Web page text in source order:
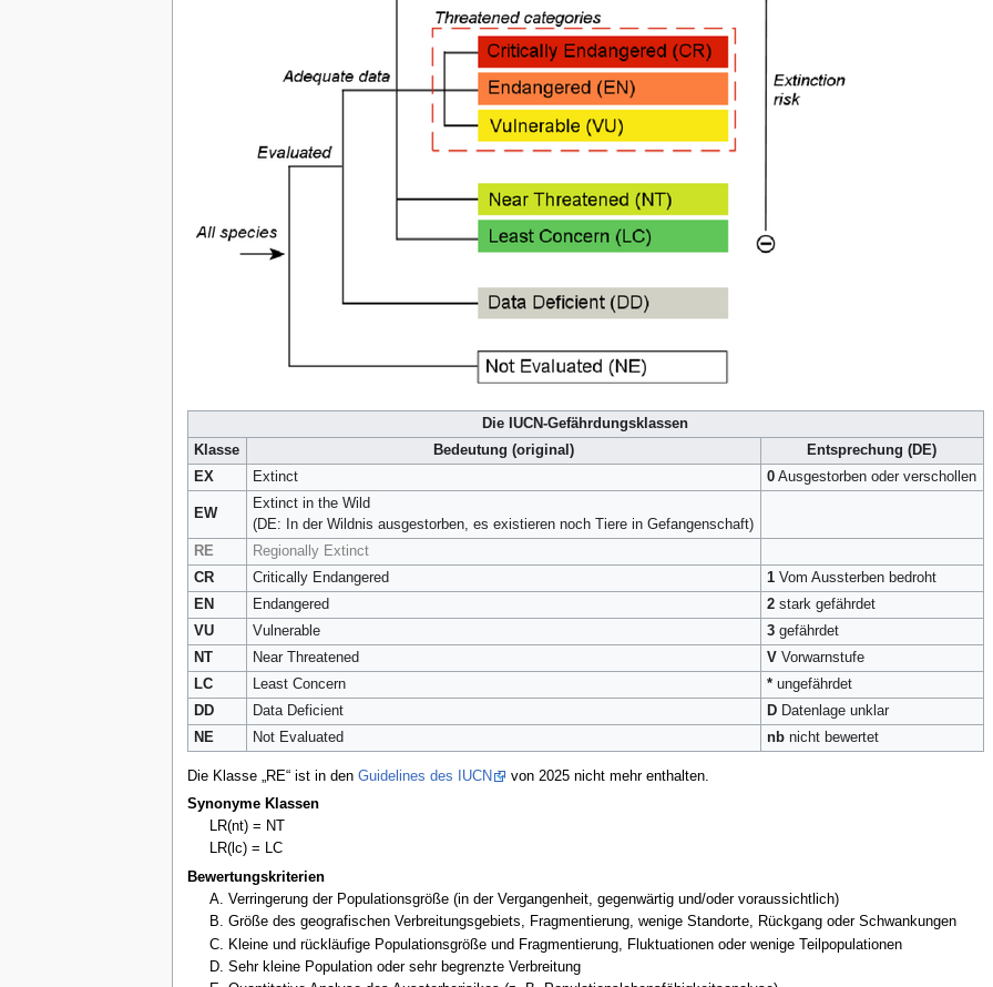
Die IUCN-Gefährdungsklassen
Klasse
Bedeutung (original)
Entsprechung (DE)
EX
Extinct 0Ausgestorben oder verschollen
EW
Extinct in the Wild
(DE: In der Wildnis ausgestorben, es existieren noch Tiere in Gefangenschaft)
RE
Regionally Extinct
CR
Critically Endangered 1Vom Aussterben bedroht
EN
Endangered 2stark gefährdet
VU
Vulnerable 3gefährdet
NT
Near Threatened VVorwarnstufe
LC
Least Concern *ungefährdet
DD
Data Deficient DDatenlage unklar
NE
Not Evaluated nbnicht bewertet
Die Klasse „RE“ ist in den Guidelines des IUCN
von 2025 nicht mehr enthalten.
Synonyme Klassen
LR(nt) = NT
LR(lc) = LC
Bewertungskriterien
A. Verringerung der Populationsgröße (in der Vergangenheit, gegenwärtig und/oder voraussichtlich)
B. Größe des geografischen Verbreitungsgebiets, Fragmentierung, wenige Standorte, Rückgang oder Schwankungen
C. Kleine und rückläufige Populationsgröße und Fragmentierung, Fluktuationen oder wenige Teilpopulationen
D. Sehr kleine Population oder sehr begrenzte Verbreitung